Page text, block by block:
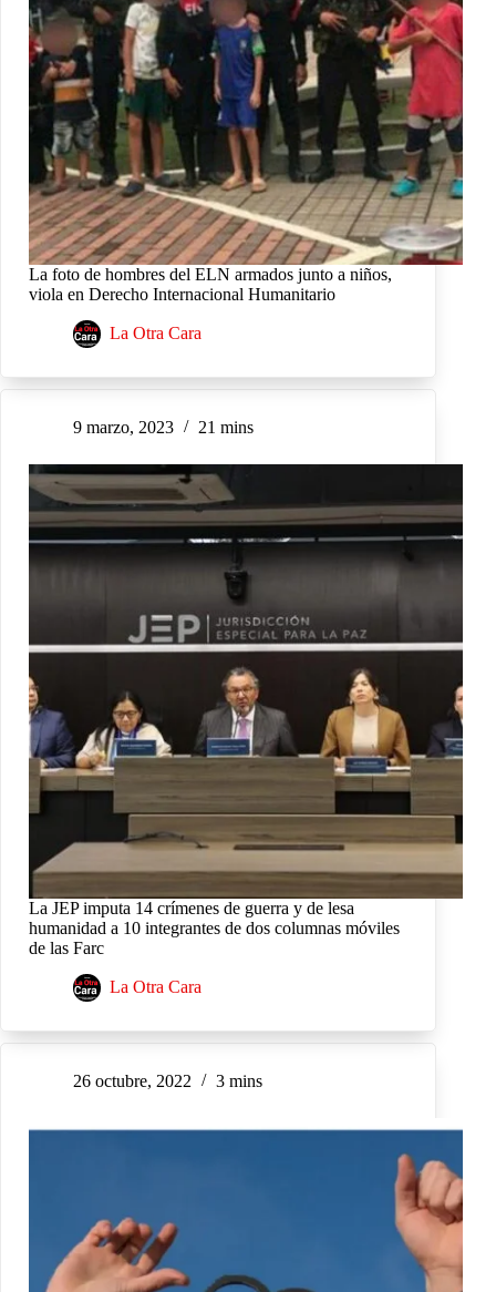
La foto de hombres del ELN armados junto a niños,
viola en Derecho Internacional Humanitario
La Otra Cara
9 marzo, 2023 21 mins
La JEP imputa 14 crímenes de guerra y de lesa
humanidad a 10 integrantes de dos columnas móviles
de las Farc
La Otra Cara
26 octubre, 2022 3 mins